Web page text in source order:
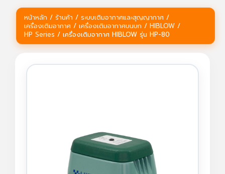
หน้าหลัก / ร้านค้า / ระบบเติมอากาศและสุญญากาศ /
เครื่องเติมอากาศ / เครื่องเติมอากาศบนบก / HIBLOW /
HP Series / เครื่องเติมอากาศ HIBLOW รุ่น HP-80